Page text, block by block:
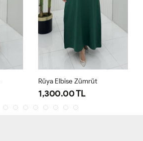
Rüya Elbise Zümrüt
1,300.00 TL